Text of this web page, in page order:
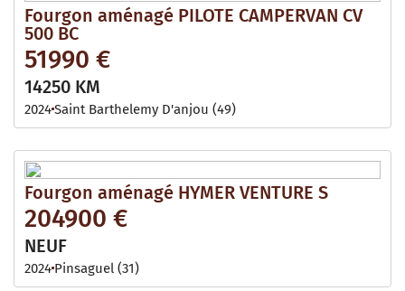
Fourgon aménagé PILOTE CAMPERVAN CV
500 BC
51990 €
14250 KM
2024Saint Barthelemy D'anjou (49)
Fourgon aménagé HYMER VENTURE S
204900 €
NEUF
2024 Pinsaguel (31)